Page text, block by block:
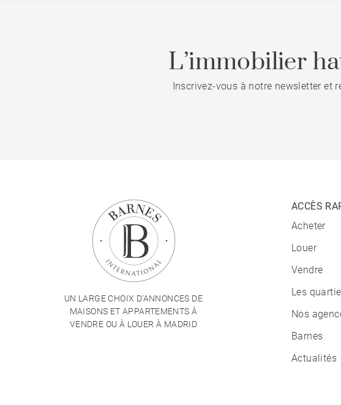
L’immobilier
Inscrivez-vous à notre newsletter et
UN LARGE CHOIX D'ANNONCES DE
MAISONS ET APPARTEMENTS À
VENDRE OU À LOUER À MADRID
ACCÈS
Acheter
Louer
Vendre
Les
Nos
Barnes
Actualités